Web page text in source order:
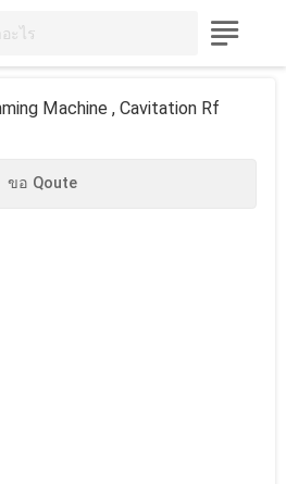

Machine , Cavitation Rf
ขอ Qoute